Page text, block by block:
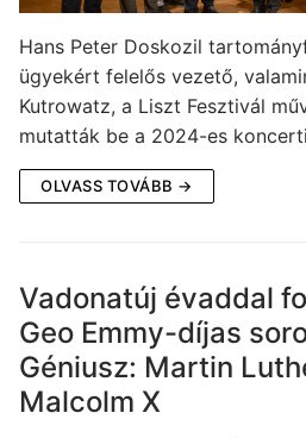
Hans Peter Doskozil
ügyekért felelős vezető,
Kutrowatz, a Liszt Fesztivál
mutatták be a 2024-es
OLVASS TOVÁBB →
Vadonatúj évaddal
Geo Emmy-díjas
Géniusz: Martin
Malcolm X